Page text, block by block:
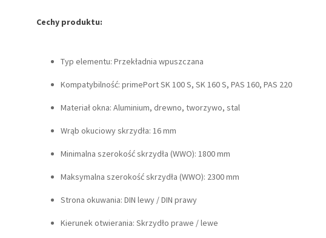
Cechy produktu:
Typ elementu: Przekładnia wpuszczana
Kompatybilność: primePort SK 100 S, SK 160 S, PAS 160, PAS 220
Materiał okna: Aluminium, drewno, tworzywo, stal
Wrąb okuciowy skrzydła: 16 mm
Minimalna szerokość skrzydła (WWO): 1800 mm
Maksymalna szerokość skrzydła (WWO): 2300 mm
Strona okuwania: DIN lewy / DIN prawy
Kierunek otwierania: Skrzydło prawe / lewe